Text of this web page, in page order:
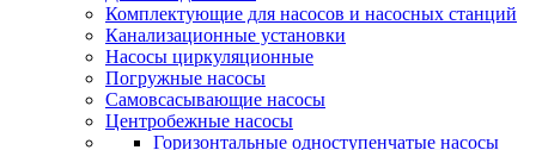
Комплектующие для насосов и насосных станций
Канализационные установки
Насосы циркуляционные
Погружные насосы
Самовсасывающие насосы
Центробежные насосы
Горизонтальные одноступенчатые насосы